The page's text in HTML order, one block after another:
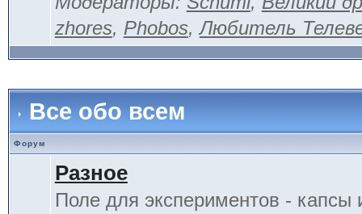
zhores, Phobos,Любитель
Все обо всем
Форум
Разное
Поле для экспериментов - капсы